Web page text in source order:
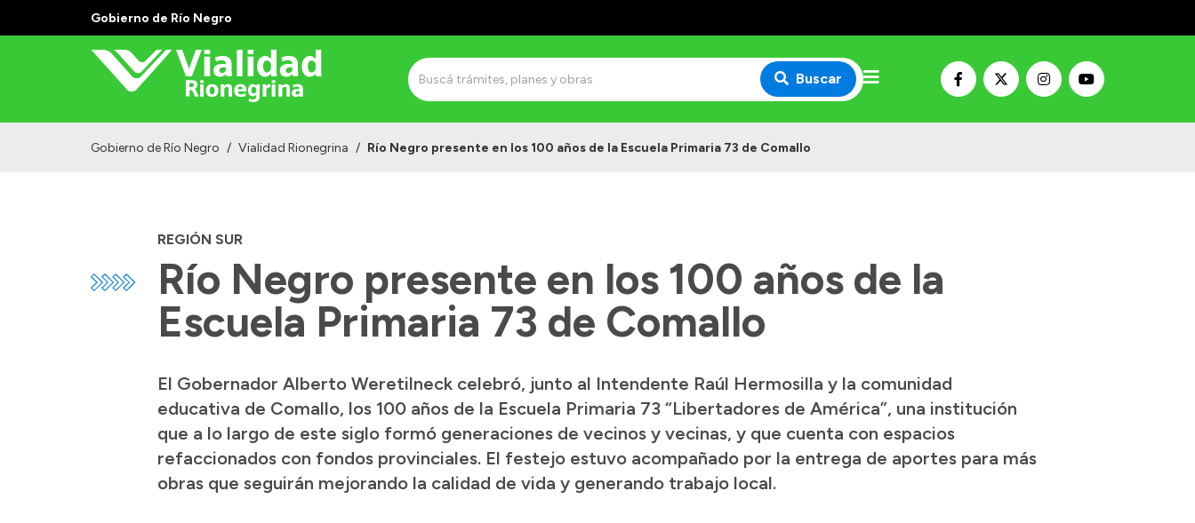
Gobierno de Río Negro
Buscar
Gobierno de Río Negro / Vialidad Rionegrina / Río Negro presente en los 100 años de la Escuela Primaria 73 de Comallo
REGIÓN SUR
Río Negro presente en los 100 años de la
Escuela Primaria 73 de Comallo
El Gobernador Alberto Weretilneck celebró, junto al Intendente Raúl Hermosilla y la comunidad
educativa de Comallo, los 100 años de la Escuela Primaria 73 “Libertadores de América”, una institución
que a lo largo de este siglo formó generaciones de vecinos y vecinas, y que cuenta con espacios
refaccionados con fondos provinciales. El festejo estuvo acompañado por la entrega de aportes para más
obras que seguirán mejorando la calidad de vida y generando trabajo local.